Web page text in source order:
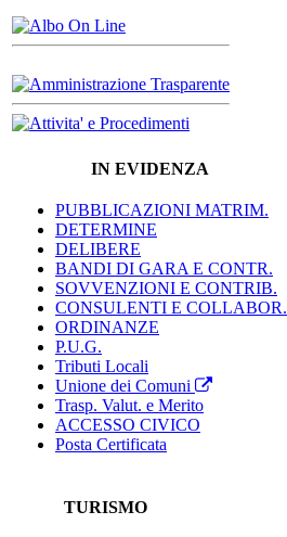
IN EVIDENZA
PUBBLICAZIONI MATRIM.
DETERMINE
DELIBERE
BANDI DI GARA E CONTR.
SOVVENZIONI E CONTRIB.
CONSULENTI E COLLABOR.
ORDINANZE
P.U.G.
Tributi Locali
Unione dei Comuni
Trasp. Valut. e Merito
ACCESSO CIVICO
Posta Certificata
TURISMO